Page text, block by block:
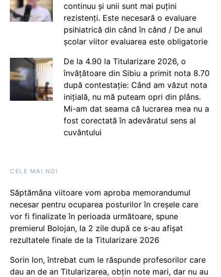
continuu și unii sunt mai puțini
rezistenți. Este necesară o evaluare
psihiatrică din când în când / De anul
școlar viitor evaluarea este obligatorie
De la 4.90 la Titularizare 2026, o
învățătoare din Sibiu a primit nota 8.70
după contestație: Când am văzut nota
inițială, nu mă puteam opri din plâns.
Mi-am dat seama că lucrarea mea nu a
fost corectată în adevăratul sens al
cuvântului
CELE MAI NOI
Săptămâna viitoare vom aproba memorandumul
necesar pentru ocuparea posturilor în creșele care
vor fi finalizate în perioada următoare, spune
premierul Bolojan, la 2 zile după ce s-au afișat
rezultatele finale de la Titularizare 2026
Sorin Ion, întrebat cum le răspunde profesorilor care
dau an de an Titularizarea, obțin note mari, dar nu au